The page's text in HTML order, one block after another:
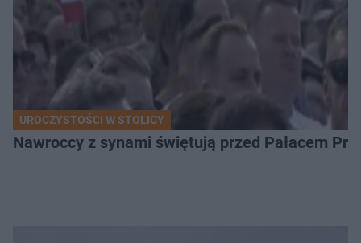
UROCZYSTOŚCI W STOLICY
Nawroccy z synami świętują przed Pałacem